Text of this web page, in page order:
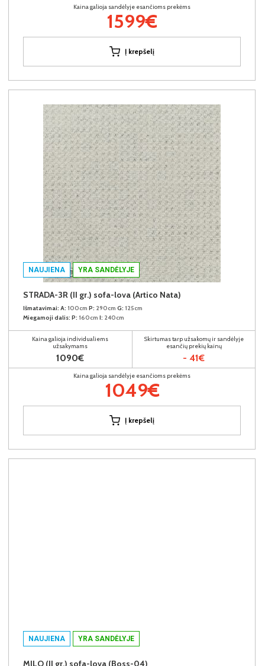
Kaina galioja sandėlyje esančioms prekėms
1599€
Į krepšelį
NAUJIENA YRA SANDĖLYJE
STRADA-3R (II gr.) sofa-lova (Artico Nata)
Išmatavimai: A: 100cm P: 290cm G: 125cm
Miegamoji dalis: P: 160cm I: 240cm
Kaina galioja individualiems
užsakymams
1090€
Skirtumas tarp užsakomų ir sandėlyje
esančių prekių kainų
- 41€
Kaina galioja sandėlyje esančioms prekėms
1049€
Į krepšelį
NAUJIENA YRA SANDĖLYJE
MILO (II gr.) sofa-lova (Boss-04)